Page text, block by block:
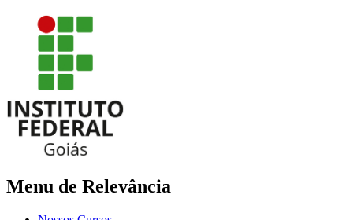
Menu de Relevância